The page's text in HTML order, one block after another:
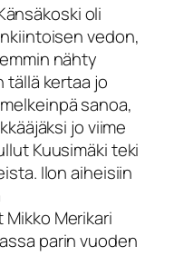
oli
vedon,
nähty
tällä kertaa jo
sanoa,
jo viime
Kuusimäki teki
Ilon aiheisiin
Merikari
parin vuoden